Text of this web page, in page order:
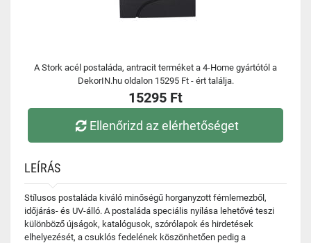
A Stork acél postaláda, antracit terméket a 4-Home gyártótól a
DekorIN.hu oldalon 15295 Ft - ért találja.
15295 Ft
Ellenőrizd az elérhetőséget
LEÍRÁS
Stílusos postaláda kiváló minőségű horganyzott fémlemezből,
időjárás- és UV-álló. A postaláda speciális nyílása lehetővé teszi
különböző újságok, katalógusok, szórólapok és hirdetések
elhelyezését, a csuklós fedelének köszönhetően pedig a